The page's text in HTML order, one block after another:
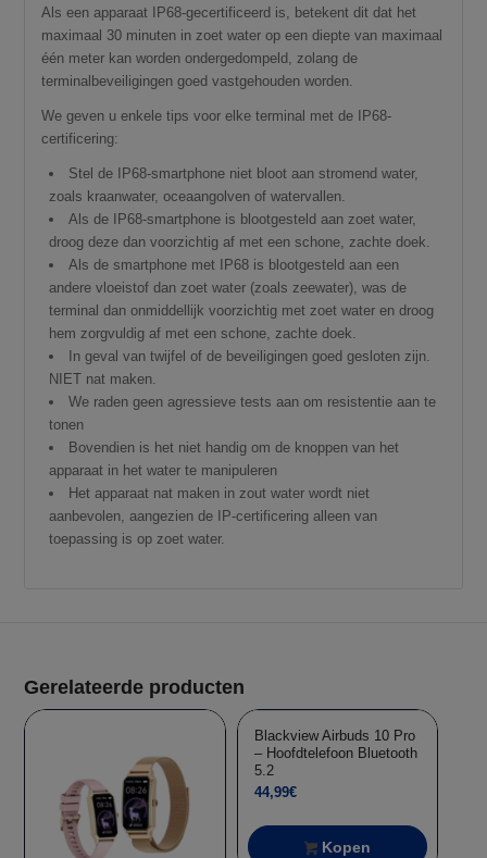
Als een apparaat IP68-gecertificeerd is, betekent dit dat het
maximaal 30 minuten in zoet water op een diepte van maximaal
één meter kan worden ondergedompeld, zolang de
terminalbeveiligingen goed vastgehouden worden.
We geven u enkele tips voor elke terminal met de IP68-
certificering:
Stel de IP68-smartphone niet bloot aan stromend water,
zoals kraanwater, oceaangolven of watervallen.
Als de IP68-smartphone is blootgesteld aan zoet water,
droog deze dan voorzichtig af met een schone, zachte doek.
Als de smartphone met IP68 is blootgesteld aan een
andere vloeistof dan zoet water (zoals zeewater), was de
terminal dan onmiddellijk voorzichtig met zoet water en droog
hem zorgvuldig af met een schone, zachte doek.
In geval van twijfel of de beveiligingen goed gesloten zijn.
NIET nat maken.
We raden geen agressieve tests aan om resistentie aan te
tonen
Bovendien is het niet handig om de knoppen van het
apparaat in het water te manipuleren
Het apparaat nat maken in zout water wordt niet
aanbevolen, aangezien de IP-certificering alleen van
toepassing is op zoet water.
Gerelateerde producten
Aanbieding!
Blackview Airbuds 10 Pro
– Hoofdtelefoon Bluetooth
5.2
44,99€
Kopen